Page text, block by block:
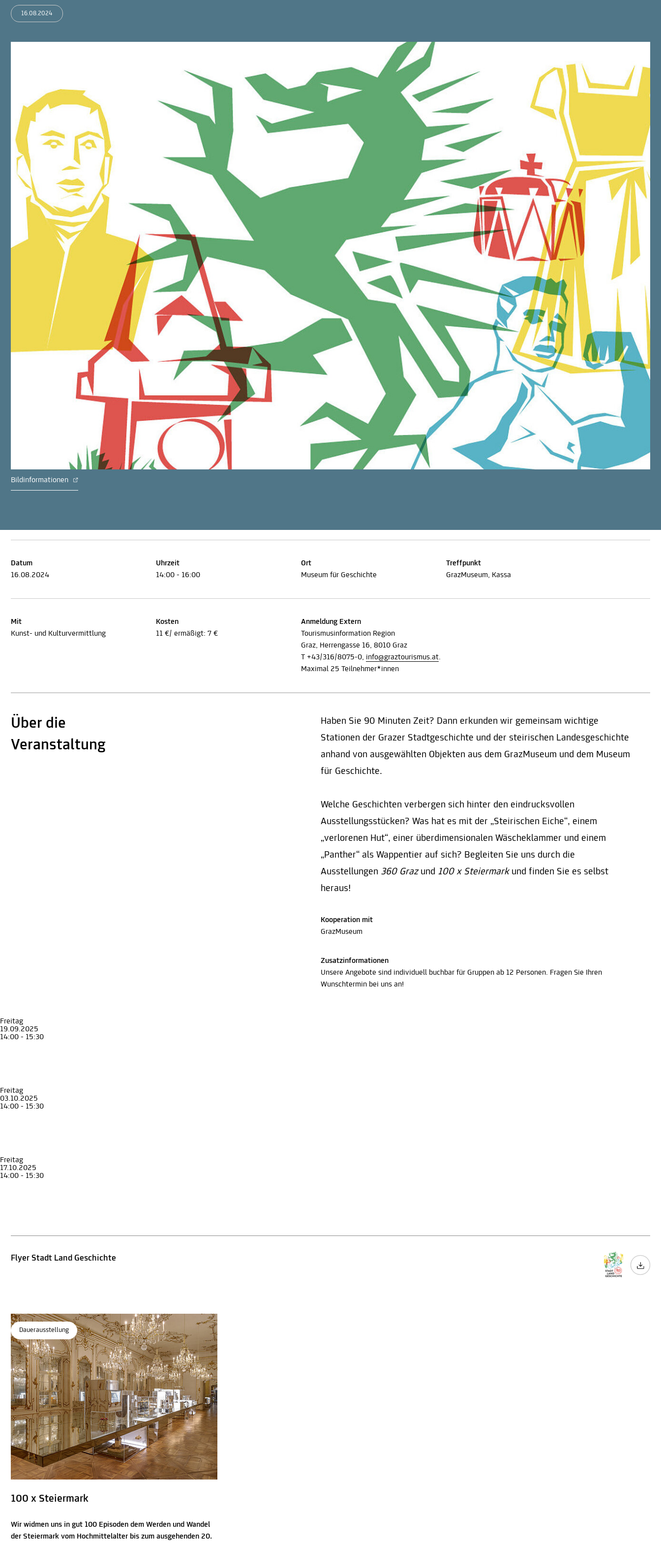
16.08.2024
Bildinformationen
Datum
16.08.2024
Uhrzeit
14:00 - 16:00
Ort
Museum für Geschichte
Treffpunkt
GrazMuseum, Kassa
Mit
Kunst- und Kulturvermittlung
Kosten
11 €/ ermäßigt: 7 €
Anmeldung Extern
Tourismusinformation Region
Graz, Herrengasse 16, 8010 Graz
T +43/316/8075-0, info@graztourismus.at.
Maximal 25 Teilnehmer*innen
Über die
Veranstaltung
Haben Sie 90 Minuten Zeit? Dann erkunden wir gemeinsam wichtige
Stationen der Grazer Stadtgeschichte und der steirischen Landesgeschichte
anhand von ausgewählten Objekten aus dem GrazMuseum und dem Museum
für Geschichte.
Welche Geschichten verbergen sich hinter den eindrucksvollen
Ausstellungsstücken? Was hat es mit der „Steirischen Eiche“, einem
„verlorenen Hut“, einer überdimensionalen Wäscheklammer und einem
„Panther“ als Wappentier auf sich? Begleiten Sie uns durch die
Ausstellungen 360 Grazund 100 x Steiermarkund finden Sie es selbst
heraus!
Kooperation mit
GrazMuseum
Zusatzinformationen
Unsere Angebote sind individuell buchbar für Gruppen ab 12 Personen. Fragen Sie Ihren
Wunschtermin bei uns an!
Freitag
19.09.2025
14:00 - 15:30
Freitag
03.10.2025
14:00 - 15:30
Freitag
17.10.2025
14:00 - 15:30
Flyer Stadt Land Geschichte
Dauerausstellung
100 x Steiermark
Wir widmen uns in gut 100 Episoden dem Werden und Wandel
der Steiermark vom Hochmittelalter bis zum ausgehenden 20.